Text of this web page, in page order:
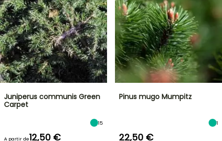
Juniperus communis Green
Carpet
15
A partir de12,50 €
Pinus mugo Mumpitz
1
22,50 €